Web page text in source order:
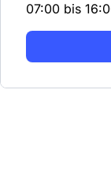
07:00 bis